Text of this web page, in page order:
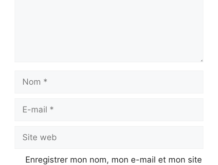
Nom
Site
web
Enregistrer mon nom, mon e-mail et mon site